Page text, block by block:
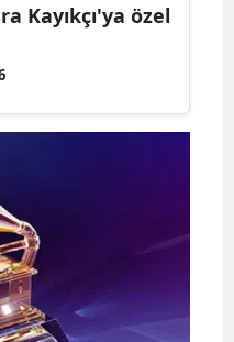
Giresun
Kayıkçı'ya özel